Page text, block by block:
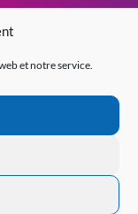
et notre service.